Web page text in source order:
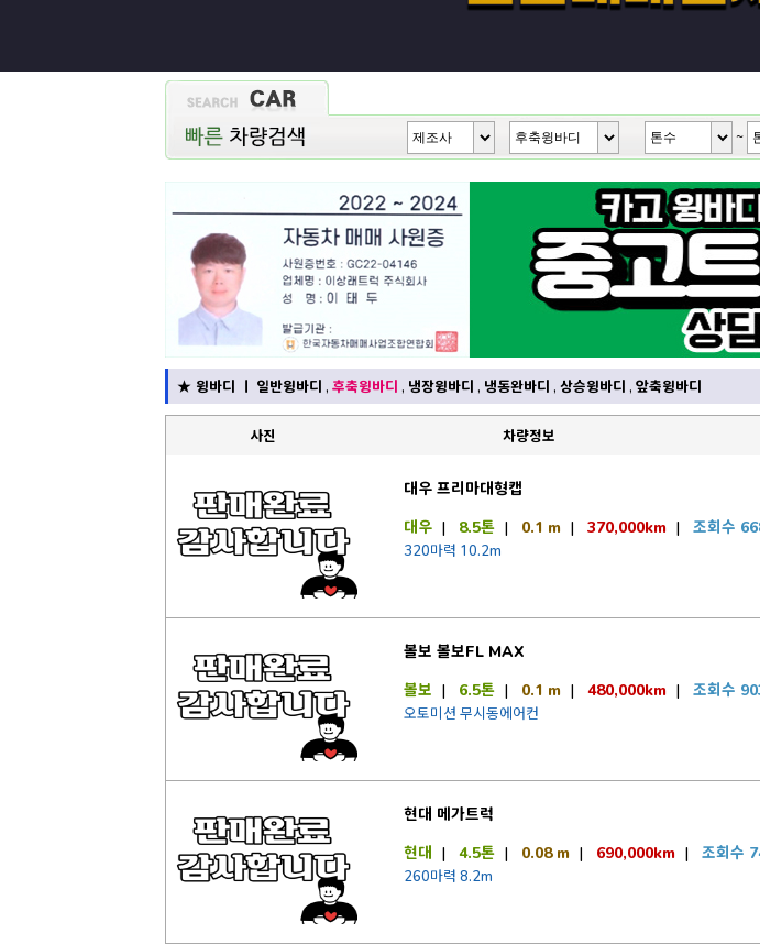
~
★ 윙바디 ㅣ 일반윙바디 , 후축윙바디 , 냉장윙바디 , 냉동완바디 , 상승윙바디 , 앞축윙바디
사진 차량정보
대우 프리마대형캡
대우| 8.5톤| 0.1 m| 370,000km| 조회수
320마력 10.2m
볼보 볼보FL MAX
볼보 | 6.5톤| 0.1 m| 480,000km| 조회수
오토미션 무시동에어컨
현대 메가트럭
현대 | 4.5톤| 0.08 m| 690,000km| 조회수
260마력 8.2m